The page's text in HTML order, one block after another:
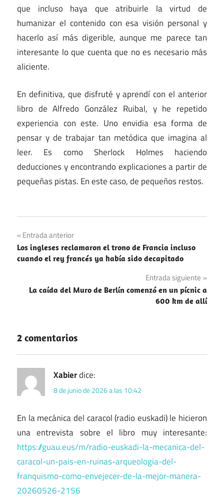
que incluso haya que atribuirle la virtud de
humanizar el contenido con esa visión personal y
hacerlo así más digerible, aunque me parece tan
interesante lo que cuenta que no es necesario más
aliciente.
En definitiva, que disfruté y aprendí con el anterior
libro de Alfredo González Ruibal, y he repetido
experiencia con este. Uno envidia esa forma de
pensar y de trabajar tan metódica que imagina al
leer. Es como Sherlock Holmes haciendo
deducciones y encontrando explicaciones a partir de
pequeñas pistas. En este caso, de pequeños restos.
Franquismo
Libros
Navegación
de
Entrada anterior
Los ingleses reclamaron el trono de Francia incluso
cuando el rey francés ya había sido decapitado
Entrada siguiente
La caída del Muro de Berlín comenzó en un pícnic a
600 km de allí
2 comentarios
Xabierdice:
8 de junio de 2026 a las 10:42
En la mecánica del caracol (radio euskadi) le hicieron
una entrevista sobre el libro muy interesante:
https://guau.eus/m/radio-euskadi-la-mecanica-del-
caracol-un-pais-en-ruinas-arqueologia-del-
franquismo-como-envejecer-de-la-mejor-manera-
20260526-2156